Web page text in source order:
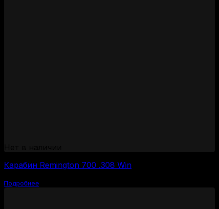
Карабин Remington 700 .308 Win
Подробнее